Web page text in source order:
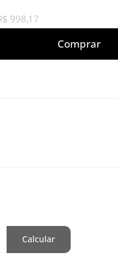
998,17
Comprar
Calcular